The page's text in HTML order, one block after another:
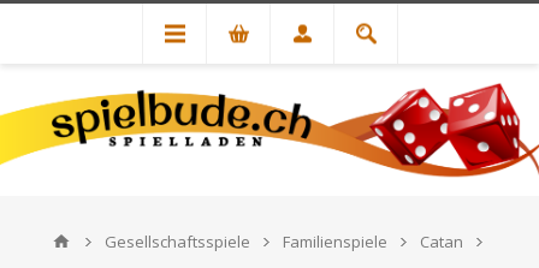
Gesellschaftsspiele Familienspiele
Catan